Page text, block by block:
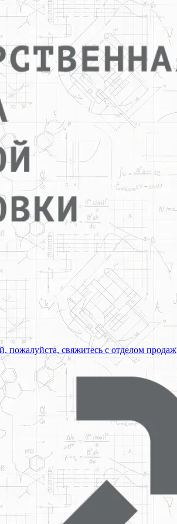
пожалуйста, свяжитесь с отделом продаж